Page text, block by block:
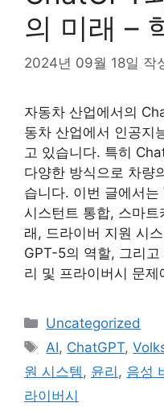
의 미래 –
2024년 09월 18일 작
자동차 산업에서의
동차 산업에서 인공지
고 있습니다. 특히
다양한 방식으로 차량
습니다. 이번 글에서
시스턴트 통합, 스마트
래, 드라이버 지원 시
GPT-5의 역할, 그리
리 및 프라이버시 문
카
테
리
Uncategorized
태
그
AI, ChatGPT,
원 시스템, 윤리 , 음성
라이버시